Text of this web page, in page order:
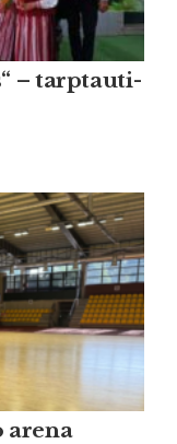
– tarp­tau­ti­
are­na